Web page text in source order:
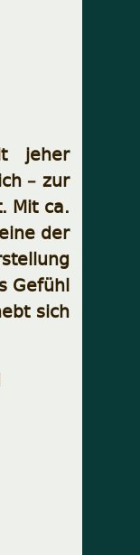
jeher
– zur
Mit ca.
der
Gefühl
sich